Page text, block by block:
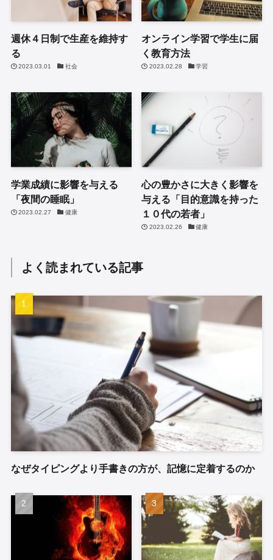
週休４日制で生産を維持す
る
2023.03.01 社会
オンライン学習で学生に届
く教育方法
2023.02.28 学習
学業成績に影響を与える
「夜間の睡眠」
2023.02.27 健康
心の豊かさに大きく影響を
与える「目的意識を持った
１０代の若者」
2023.02.26 健康
よく読まれている記事
なぜタイピングより手書きの方が、記憶に定着するのか